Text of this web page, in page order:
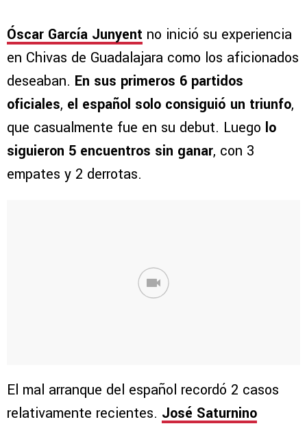
Óscar García Junyent no inició su experiencia
en Chivas de Guadalajara como los aficionados
deseaban. En sus primeros 6 partidos
oficiales, el español solo consiguió un triunfo,
que casualmente fue en su debut. Luego lo
siguieron 5 encuentros sin ganar, con 3
empates y 2 derrotas.
El mal arranque del español recordó 2 casos
relativamente recientes. José Saturnino